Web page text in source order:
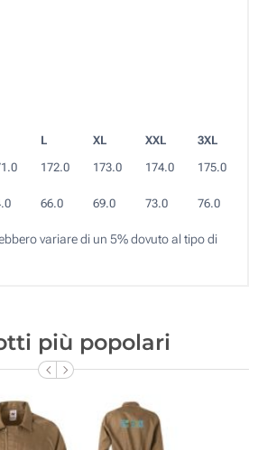
L XL XXL
3XL
172.0 173.0 174.0
175.0
66.0 69.0 73.0 76.0
variare di un 5% dovuto al tipo di
più popolari